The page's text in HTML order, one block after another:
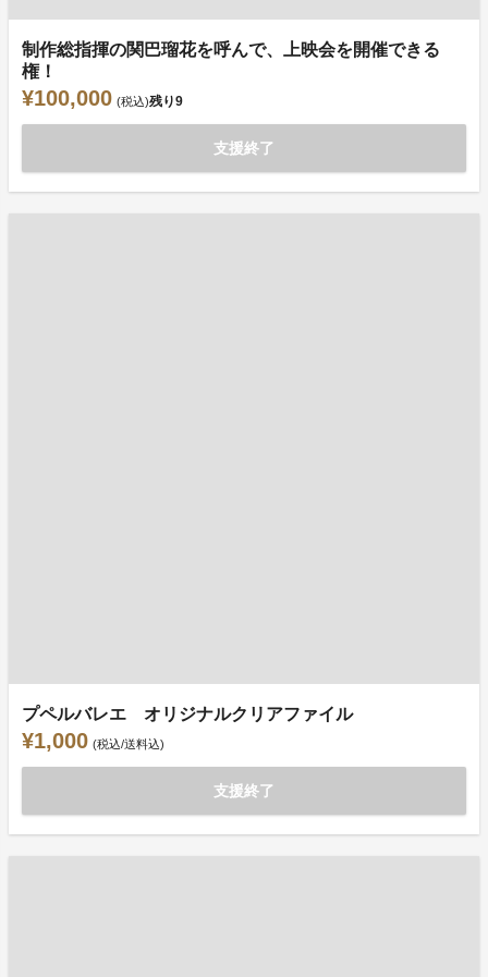
制作総指揮の関巴瑠花を呼んで、上映会を開催できる
権！
¥100,000 (税込)残り9
支援終了
プペルバレエ オリジナルクリアファイル
¥1,000 (税込/送料込)
支援終了